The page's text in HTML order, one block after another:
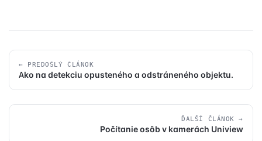
← PREDOŠLÝ ČLÁNOK
Ako na detekciu opusteného a odstráneného objektu.
ĎALŠÍ ČLÁNOK →
Počítanie osôb v kamerách Uniview